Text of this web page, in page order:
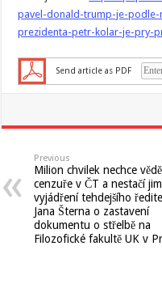
pavel-donald-trump-je-
prezidenta-petr-kolar-je-pry-
Send article as PDF
Previous
Milion chvilek nechce
cenzuře v ČT a nestačí jim
vyjádření tehdejšího
Jana Šterna o zastavení
dokumentu o střelbě na
Filozofické fakultě UK v